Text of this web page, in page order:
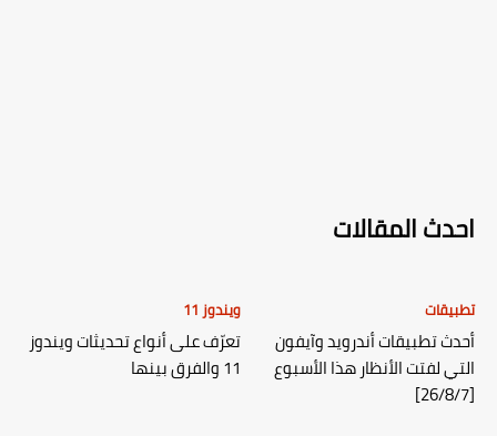
احدث المقالات
تطبيقات
أحدث تطبيقات أندرويد وآيفون
التي لفتت الأنظار هذا الأسبوع
[26/8/7]
ويندوز 11
تعرّف على أنواع تحديثات ويندوز
11 والفرق بينها